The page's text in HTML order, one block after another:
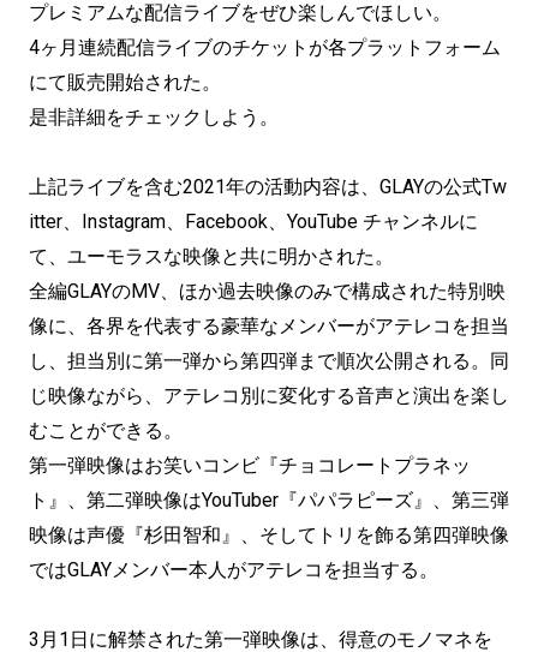
プレミアムな配信ライブをぜひ楽しんでほしい。
4ヶ月連続配信ライブのチケットが各プラットフォーム
にて販売開始された。
是非詳細をチェックしよう。
上記ライブを含む2021年の活動内容は、GLAYの公式Tw
itter、Instagram、Facebook、YouTube チャンネルに
て、ユーモラスな映像と共に明かされた。
全編GLAYのMV、ほか過去映像のみで構成された特別映
像に、各界を代表する豪華なメンバーがアテレコを担当
し、担当別に第一弾から第四弾まで順次公開される。同
じ映像ながら、アテレコ別に変化する音声と演出を楽し
むことができる。
第一弾映像はお笑いコンビ『チョコレートプラネッ
ト』、第二弾映像はYouTuber『パパラピーズ』、第三弾
映像は声優『杉田智和』、そしてトリを飾る第四弾映像
ではGLAYメンバー本人がアテレコを担当する。
3月1日に解禁された第一弾映像は、得意のモノマネを